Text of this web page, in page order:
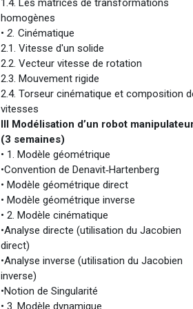
1.4. Les matrices de transformations
homogènes
•2.Cinématique
2.1. Vitesse d'un solide
2.2. Vecteur vitesse de rotation
2.3. Mouvement rigide
2.4. Torseur cinématique et composition
vitesses
III­ Modélisation d’un robot
(3 semaines)
• 1. Modèle géométrique
•Convention de Denavit‐Hartenberg
• Modèle géométrique direct
• Modèle géométrique inverse
• 2. Modèle cinématique
•Analyse directe (utilisation du Jacobien
direct)
•Analyse inverse (utilisation du Jacobien
inverse)
•Notion de Singularité
• 3. Modèle dynamique